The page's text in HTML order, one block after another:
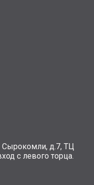
Сырокомли, д.7, ТЦ
с левого торца.